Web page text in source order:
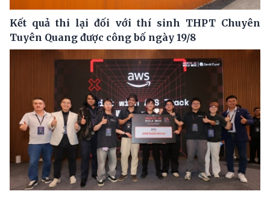
Kết quả thi lại đối với thí sinh THPT Chuyên
Tuyên Quang được công bố ngày 19/8